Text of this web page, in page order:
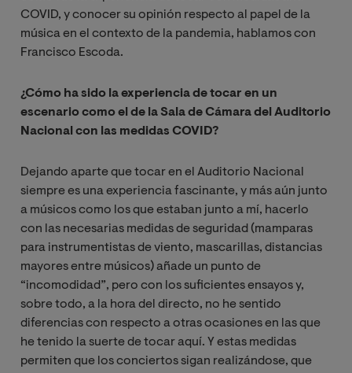
COVID, y conocer su opinión respecto al papel de la
música en el contexto de la pandemia, hablamos con
Francisco Escoda.
¿Cómo ha sido la experiencia de tocar en un
escenario como el de la Sala de Cámara del Auditorio
Nacional con las medidas COVID?
Dejando aparte que tocar en el Auditorio Nacional
siempre es una experiencia fascinante, y más aún junto
a músicos como los que estaban junto a mí, hacerlo
con las necesarias medidas de seguridad (mamparas
para instrumentistas de viento, mascarillas, distancias
mayores entre músicos) añade un punto de
“incomodidad”, pero con los suficientes ensayos y,
sobre todo, a la hora del directo, no he sentido
diferencias con respecto a otras ocasiones en las que
he tenido la suerte de tocar aquí. Y estas medidas
permiten que los conciertos sigan realizándose, que